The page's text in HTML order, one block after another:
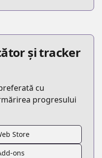
și tracker
cu
progresului
Store
ons